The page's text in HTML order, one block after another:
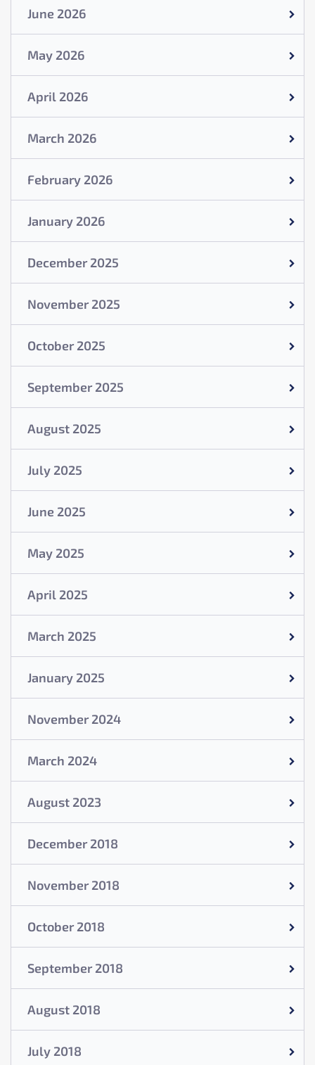
June 2026
May 2026
April 2026
March 2026
February 2026
January 2026
December 2025
November 2025
October 2025
September 2025
August 2025
July 2025
June 2025
May 2025
April 2025
March 2025
January 2025
November 2024
March 2024
August 2023
December 2018
November 2018
October 2018
September 2018
August 2018
July 2018